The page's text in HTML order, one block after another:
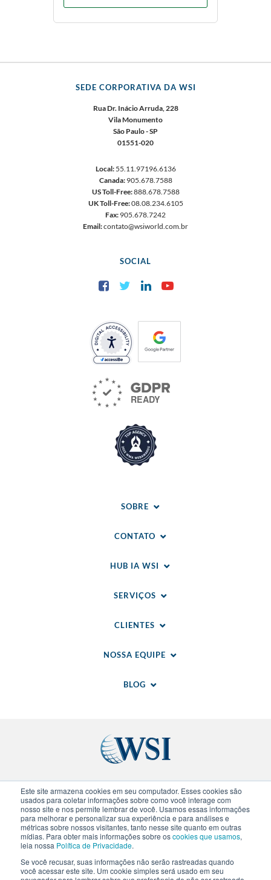
Este site armazena cookies em seu computador. Esses cookies são
usados para coletar informações sobre como você interage com
nosso site e nos permite lembrar de você. Usamos essas informações
para melhorar e personalizar sua experiência e para análises e
métricas sobre nossos visitantes, tanto nesse site quanto em outras
mídias. Para obter mais informações sobre oscookies que usamos,
leia nossa Política de Privacidade.
Se você recusar, suas informações não serão rastreadas quando
você acessar este site. Um cookie simples será usado em seu
SEDE CORPORATIVA DA WSI
Rua Dr. Inácio Arruda, 228
Vila Monumento
São Paulo - SP
01551-020
Local: 55.11.97196.6136
Canada:905.678.7588
US Toll-Free:888.678.7588
UK Toll-Free:08.08.234.6105
Fax: 905.678.7242
Email:contato@wsiworld.com.br
SOCIAL
FacebookTwitter LinkedIn
SOBRE
CONTATO
HUB IA WSI
SERVIÇOS
CLIENTES
NOSSA EQUIPE
BLOG
© 2020-2026WSI. Todos direitos reservados. WSI
ICE e WSI IM são marcas registradas da Research
and Management Corp (RAM).Politica de
Privacidade . Politica de Cookies
é uma empresa de propriedade e operação
independente.
Sites regionais